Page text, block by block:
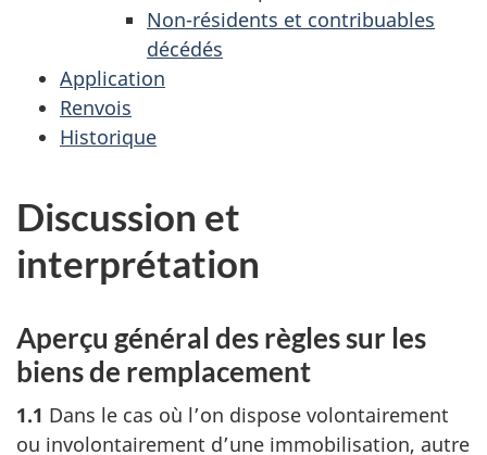
Non-résidents et contribuables
décédés
Application
Renvois
Historique
Discussion et
interprétation
Aperçu général des règles sur les
biens de remplacement
1.1 Dans le cas où l’on dispose volontairement
ou involontairement d’une immobilisation, autre